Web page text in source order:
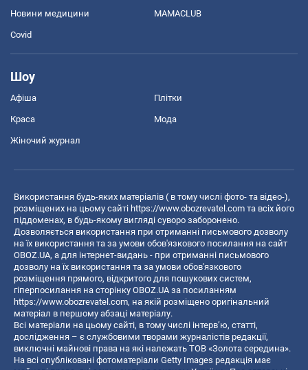
Новини медицини MAMACLUB
Covid
Шоу
Афіша Плітки
Краса Мода
Жіночий журнал
Використання будь-яких матеріалів ( в тому числі фото- та відео-),
розміщених на цьому сайті https://www.obozrevatel.com та всіх його
піддоменах, в будь-якому вигляді суворо заборонено.
Дозволяється використання при отриманні письмового дозволу
на їх використання та за умови обов'язкового посилання на сайт
OBOZ.UA, а для інтернет-видань - при отриманні письмового
дозволу на їх використання та за умови обов'язкового
розміщення прямого, відкритого для пошукових систем,
гіперпосилання на сторінку OBOZ.UA за посиланням
https://www.obozrevatel.com, на якій розміщено оригінальний
матеріал в першому абзаці матеріалу.
Всі матеріали на цьому сайті, в тому числі інтерв’ю, статті,
дослідження – є службовими творами журналістів редакції,
виключні майнові права на які належать ТОВ «Золота середина».
На всі опубліковані фотоматеріали Getty Images редакція має